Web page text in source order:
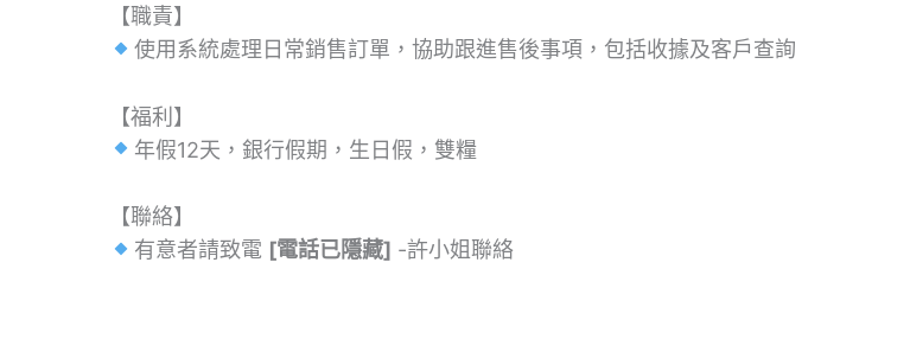
【職責】
使用系統處理日常銷售訂單，協助跟進售後事項，包括收據及客戶查詢
【福利】
年假12天，銀行假期，生日假，雙糧
【聯絡】
有意者請致電 [電話已隱藏] -許小姐聯絡